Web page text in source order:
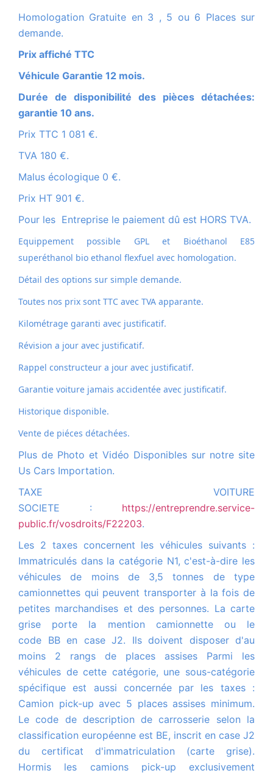
Homologation Gratuite en 3 , 5 ou 6 Places sur
demande.
Prix affiché TTC
Véhicule Garantie 12 mois.
Durée de disponibilité des pièces détachées:
garantie 10 ans.
Prix TTC 1 081 €.
TVA 180 €.
Malus écologique 0 €.
Prix HT 901 €.
Pour les Entreprise le paiement dû est HORS TVA.
Equippement possible GPL et Bioéthanol E85
superéthanol bio ethanol flexfuel avec homologation.
Détail des options sur simple demande.
Toutes nos prix sont TTC avec TVA apparante.
Kilométrage garanti avec justificatif.
Révision a jour avec justificatif.
Rappel constructeur a jour avec justificatif.
Garantie voiture jamais accidentée avec justificatif.
Historique disponible.
Vente de piéces détachées.
Plus de Photo et Vidéo Disponibles sur notre site
Us Cars Importation.
TAXE VOITURE
SOCIETE : https://entreprendre.service-
public.fr/vosdroits/F22203.
Les 2 taxes concernent les véhicules suivants :
Immatriculés dans la catégorie N1, c'est-à-dire les
véhicules de moins de 3,5 tonnes de type
camionnettes qui peuvent transporter à la fois de
petites marchandises et des personnes. La carte
grise porte la mention camionnette ou le
code BB en case J2. Ils doivent disposer d'au
moins 2 rangs de places assises Parmi les
véhicules de cette catégorie, une sous-catégorie
spécifique est aussi concernée par les taxes :
Camion pick-up avec 5 places assises minimum.
Le code de description de carrosserie selon la
classification européenne est BE, inscrit en case J2
du certificat d'immatriculation (carte grise).
Hormis les camions pick-up exclusivement